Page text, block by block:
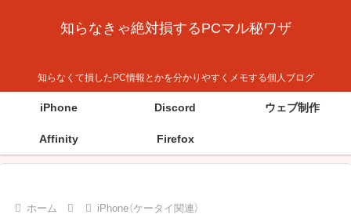
知らなきゃ絶対損するPCマル秘ワザ
知らなくて損したPC情報とかを分かりやすくメモする個人ブログ
iPhone Discord ウェブ制作
Affinity Firefox
ホーム iPhone（ケータイ関連）